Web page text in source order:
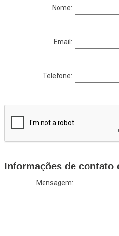
Nome:
Email:
Telefone:
Informações de contato
Mensagem: